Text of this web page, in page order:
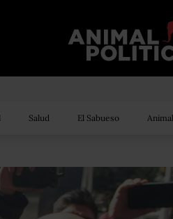
Salud El Sabueso